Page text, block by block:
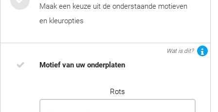
Maak een keuze uit de onderstaande motieven
en kleuropties
Wat is dit?
Motief van uw onderplaten
Rots